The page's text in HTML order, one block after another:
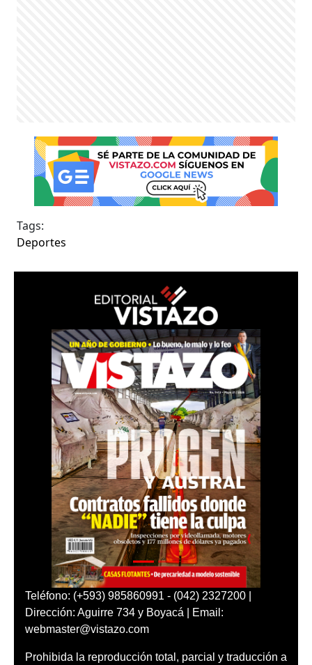
Tags:
Deportes
Teléfono: (+593) 985860991 - (042) 2327200 |
Dirección: Aguirre 734 y Boyacá | Email:
webmaster@vistazo.com
Prohibida la reproducción total, parcial y traducción a